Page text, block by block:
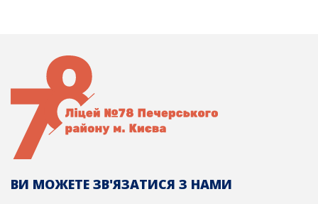
ВИ МОЖЕТЕ ЗВ'ЯЗАТИСЯ З НАМИ